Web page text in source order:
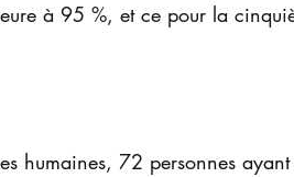
à 95 %, et ce pour la
humaines, 72 personnes